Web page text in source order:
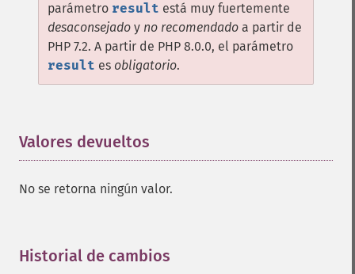
parámetro result está muy fuertemente
desaconsejado y no recomendado a partir de
PHP 7.2. A partir de PHP 8.0.0, el parámetro
result es obligatorio.
Valores devueltos
No se retorna ningún valor.
Historial de cambios